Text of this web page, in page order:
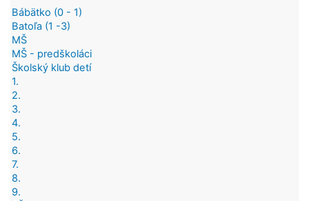
Bábätko (0 - 1)
Batoľa (1 -3)
MŠ
MŠ - predškoláci
Školský klub detí
1.
2.
3.
4.
5.
6.
7.
8.
9.